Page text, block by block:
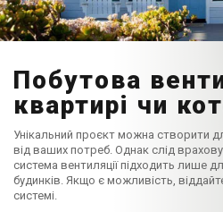
Побутова
квартирі чи
Унікальний проєкт можна створити
від ваших потреб. Однак слід
система вентиляції підходить лише
будинків. Якщо є можливість,
системі.